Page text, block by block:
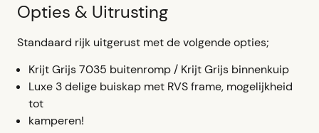
Opties & Uitrusting
Standaard rijk uitgerust met de volgende opties;
Krijt Grijs 7035 buitenromp / Krijt Grijs binnenkuip
Luxe 3 delige buiskap met RVS frame, mogelijkheid
tot
kamperen!